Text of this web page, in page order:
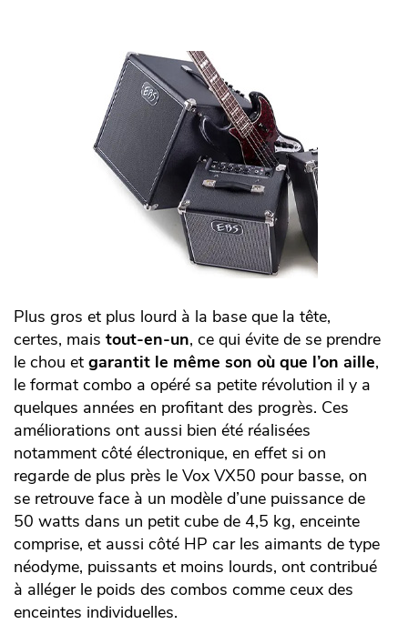
Plus gros et plus lourd à la base que la tête,
certes, mais tout-en-un, ce qui évite de se prendre
le chou et garantit le même son où que l’on aille,
le format combo a opéré sa petite révolution il y a
quelques années en profitant des progrès. Ces
améliorations ont aussi bien été réalisées
notamment côté électronique, en effet si on
regarde de plus près le Vox VX50 pour basse, on
se retrouve face à un modèle d’une puissance de
50 watts dans un petit cube de 4,5 kg, enceinte
comprise, et aussi côté HP car les aimants de type
néodyme, puissants et moins lourds, ont contribué
à alléger le poids des combos comme ceux des
enceintes individuelles.